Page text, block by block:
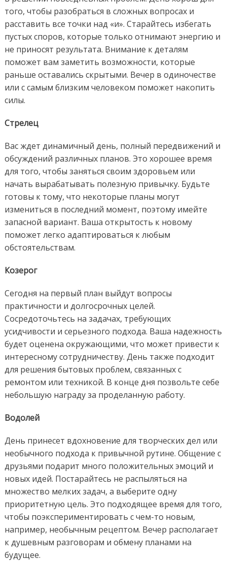
того, чтобы разобраться в сложных вопросах и
расставить все точки над «и». Старайтесь избегать
пустых споров, которые только отнимают энергию и
не приносят результата. Внимание к деталям
поможет вам заметить возможности, которые
раньше оставались скрытыми. Вечер в одиночестве
или с самым близким человеком поможет накопить
силы.
Стрелец
Вас ждет динамичный день, полный передвижений и
обсуждений различных планов. Это хорошее время
для того, чтобы заняться своим здоровьем или
начать вырабатывать полезную привычку. Будьте
готовы к тому, что некоторые планы могут
измениться в последний момент, поэтому имейте
запасной вариант. Ваша открытость к новому
поможет легко адаптироваться к любым
обстоятельствам.
Козерог
Сегодня на первый план выйдут вопросы
практичности и долгосрочных целей.
Сосредоточьтесь на задачах, требующих
усидчивости и серьезного подхода. Ваша надежность
будет оценена окружающими, что может привести к
интересному сотрудничеству. День также подходит
для решения бытовых проблем, связанных с
ремонтом или техникой. В конце дня позвольте себе
небольшую награду за проделанную работу.
Водолей
День принесет вдохновение для творческих дел или
необычного подхода к привычной рутине. Общение с
друзьями подарит много положительных эмоций и
новых идей. Постарайтесь не распыляться на
множество мелких задач, а выберите одну
приоритетную цель. Это подходящее время для того,
чтобы поэкспериментировать с чем-то новым,
например, необычным рецептом. Вечер располагает
к душевным разговорам и обмену планами на
будущее.